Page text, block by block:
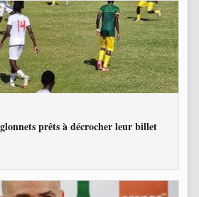
prêts à décrocher leur billet